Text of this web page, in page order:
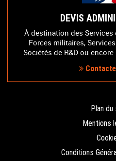
DEVIS
À destination des Services
Forces militaires,
Sociétés de R&D ou encore
Plan du
Mentions
Conditions